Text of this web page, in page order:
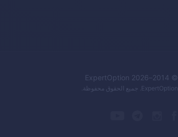
© 2014–
2026
ExpertOption
ExpertOption . جميع الحقوق محفوظة.